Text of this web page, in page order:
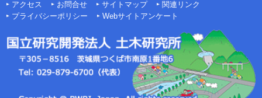
アクセス お問合せ サイトマップ
関連リンク
プライバシーポリシー
Webサイトアンケート